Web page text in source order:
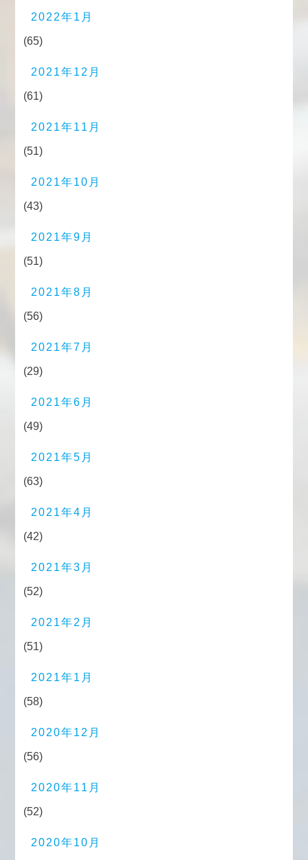
2022年1月
(65)
2021年12月
(61)
2021年11月
(51)
2021年10月
(43)
2021年9月
(51)
2021年8月
(56)
2021年7月
(29)
2021年6月
(49)
2021年5月
(63)
2021年4月
(42)
2021年3月
(52)
2021年2月
(51)
2021年1月
(58)
2020年12月
(56)
2020年11月
(52)
2020年10月